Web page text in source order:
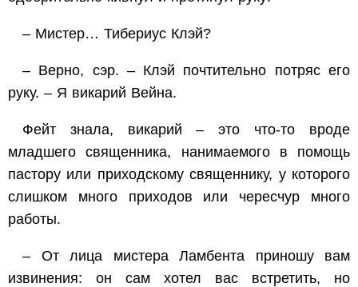
– Мистер… Тибериус Клэй?
– Верно, сэр. – Клэй почтительно потряс его
руку. – Я викарий Вейна.
Фейт знала, викарий – это что-то вроде
младшего священника, нанимаемого в помощь
пастору или приходскому священнику, у которого
слишком много приходов или чересчур много
работы.
– От лица мистера Ламбента приношу вам
извинения: он сам хотел вас встретить, но